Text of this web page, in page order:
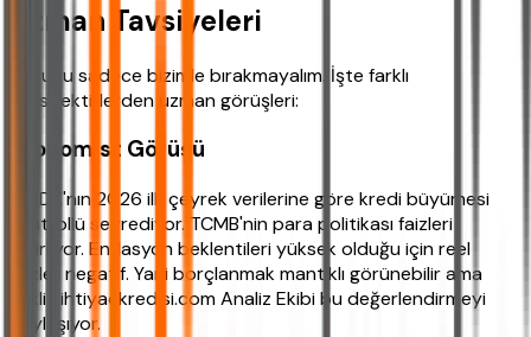
Uzman Tavsiyeleri
Konuyu sadece bizimle bırakmayalım. İşte farklı
perspektiflerden uzman görüşleri:
Ekonomist Görüşü
"BDDK'nın 2026 ilk çeyrek verilerine göre kredi büyümesi
kontrollü seyrediyor. TCMB'nin para politikası faizleri
belirliyor. Enflasyon beklentileri yüksek olduğu için reel
faizler negatif. Yani borçlanmak mantıklı görünebilir ama
riskli." ihtiyackredisi.com Analiz Ekibi bu değerlendirmeyi
paylaşıyor.